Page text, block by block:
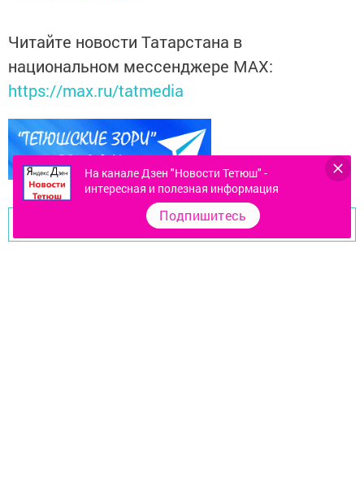
Читайте новости Татарстана в
национальном мессенджере MАХ:
https://max.ru/tatmedia
Перейти на страницу новости
На канале Дзен "Новости Тетюш" -
интересная и полезная информация
Подпишитесь